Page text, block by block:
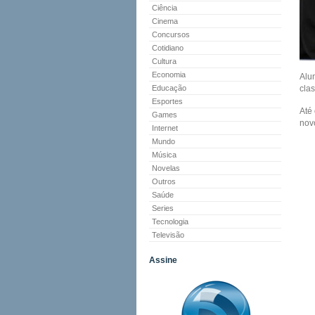
Ciência
Cinema
Concursos
Cotidiano
Cultura
Economia
Educação
Esportes
Games
Internet
Mundo
Música
Novelas
Outros
Saúde
Series
Tecnologia
Televisão
Assine
Até